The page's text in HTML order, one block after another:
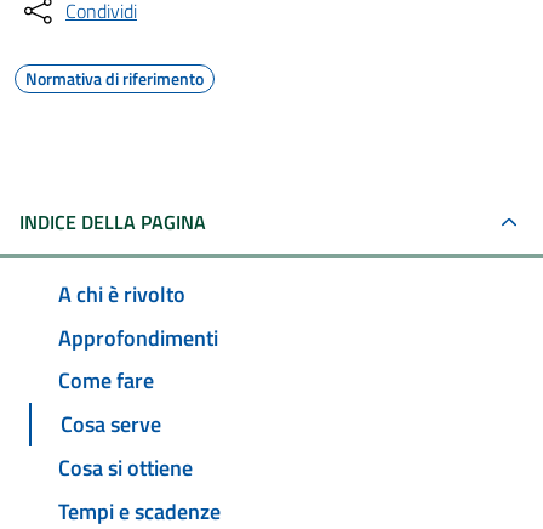
Condividi
Normativa di riferimento
INDICE DELLA PAGINA
A chi è rivolto
Approfondimenti
Come fare
Cosa serve
Cosa si ottiene
Tempi e scadenze